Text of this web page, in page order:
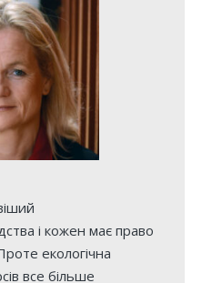
і кожен має право
екологічна
все більше